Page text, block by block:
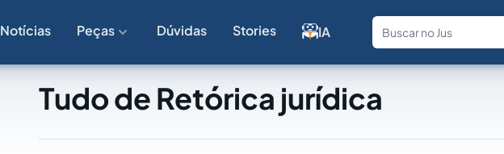
Notícias Peças Dúvidas Stories IA
Fale com
Tudo de Retórica jurídica